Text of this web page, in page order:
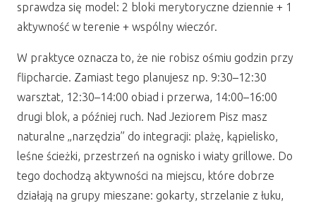
sprawdza się model: 2 bloki merytoryczne dziennie + 1
aktywność w terenie + wspólny wieczór.
W praktyce oznacza to, że nie robisz ośmiu godzin przy
flipcharcie. Zamiast tego planujesz np. 9:30–12:30
warsztat, 12:30–14:00 obiad i przerwa, 14:00–16:00
drugi blok, a później ruch. Nad Jeziorem Pisz masz
naturalne „narzędzia” do integracji: plażę, kąpielisko,
leśne ścieżki, przestrzeń na ognisko i wiaty grillowe. Do
tego dochodzą aktywności na miejscu, które dobrze
działają na grupy mieszane: gokarty, strzelanie z łuku,